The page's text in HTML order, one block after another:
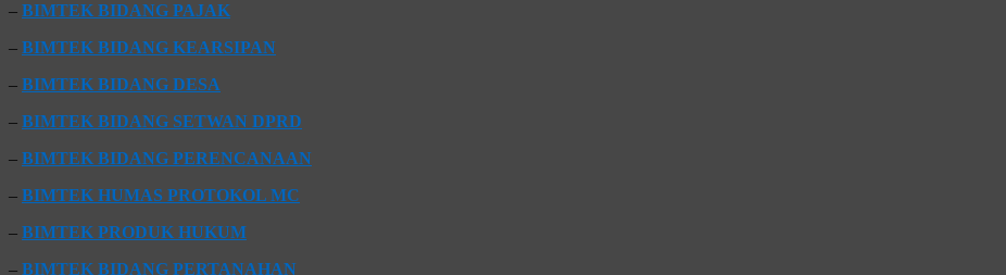
– BIMTEK BIDANG PAJAK
– BIMTEK BIDANG KEARSIPAN
– BIMTEK BIDANG DESA
– BIMTEK BIDANG SETWAN DPRD
– BIMTEK BIDANG PERENCANAAN
– BIMTEK HUMAS PROTOKOL MC
– BIMTEK PRODUK HUKUM
– BIMTEK BIDANG PERTANAHAN